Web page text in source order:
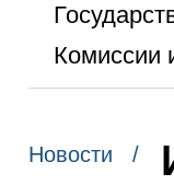
Комиссии
Новости /